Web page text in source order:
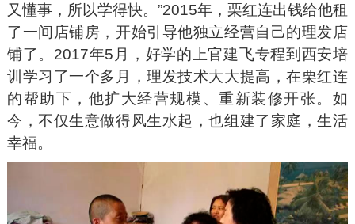
又懂事，所以学得快。”2015年，栗红连出钱给他租
了一间店铺房，开始引导他独立经营自己的理发店
铺了。2017年5月，好学的上官建飞专程到西安培
训学习了一个多月，理发技术大大提高，在栗红连
的帮助下，他扩大经营规模、重新装修开张。如
今，不仅生意做得风生水起，也组建了家庭，生活
幸福。